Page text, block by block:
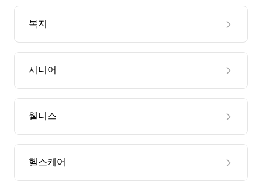
복지
시니어
웰니스
헬스케어